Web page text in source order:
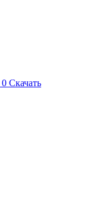
0 Скачать